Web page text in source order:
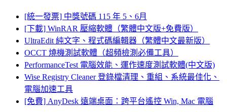
[統一發票] 中獎號碼 115 年 5、6月
[下載] WinRAR 壓縮軟體（繁體中文版+免費版）
UltraEdit 純文字、程式碼編輯器（繁體中文最新版）
OCCT 燒機測試軟體（超頻檢測必備工具）
PerformanceTest 電腦效能、運作速度測試軟體(中文版)
Wise Registry Cleaner 登錄檔清理、重組、系統最佳化、
電腦加速工具
[免費] AnyDesk 遠端桌面：跨平台遙控 Win, Mac 電腦